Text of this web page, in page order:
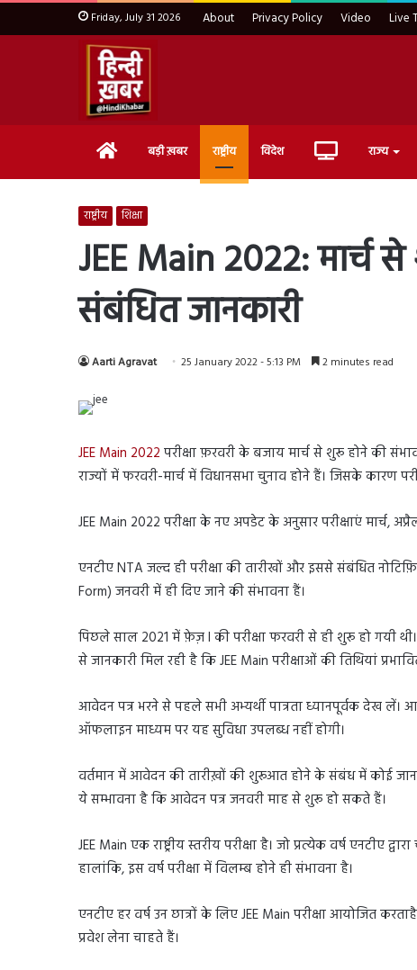
Friday, July 31 2026 About Privacy Policy Video Live
Home बड़ी ख़बर राष्ट्रीय विदेश Live राज्य
राष्ट्रीय शिक्षा
JEE Main 2022: मार्च
संबंधित जानकारी
Aarti Agravat 25 January 2022 - 5:13 PM 2 minutes read
JEE Main 2022 परीक्षा फ़रवरी के बजाय मार्च से शुरू होने की
राज्यों में फरवरी-मार्च में विधानसभा चुनाव होने हैं। जिसके कारण
JEE Main 2022 परीक्षा के नए अपडेट के अनुसार परीक्षाएं
एनटीए NTA जल्द ही परीक्षा की तारीखों और इससे संबंधित
Form) जनवरी में ही दिए जाने की संभावना हैं।
पिछले साल 2021 में फ़ेज़ I की परीक्षा फरवरी से ही शुरू हो गयी
से जानकारी मिल रही है कि JEE Main परीक्षाओं की तिथियां
आवेदन पत्र भरने से पहले सभी अभ्यर्थी पात्रता ध्यानपूर्वक देख
ऑफलाइन माध्यम पर यह सुविधा उपलब्ध नहीं होगी।
वर्तमान में आवेदन की तारीख़ों की शुरूआत होने के संबंध में कोई
ये सम्भावना है कि आवेदन पत्र जनवरी माह से शुरू हो सकते हैं।
JEE Main एक राष्ट्रीय स्तरीय परीक्षा है। जो प्रत्येक वर्ष एनटीए
हालांकि, इस वर्ष परीक्षा में विलम्ब होने ही संभावना है।
एनटीए हर वर्ष उन छात्रों के लिए JEE Main परीक्षा आयोजित
प्रवेश लेना चाहते हैं।